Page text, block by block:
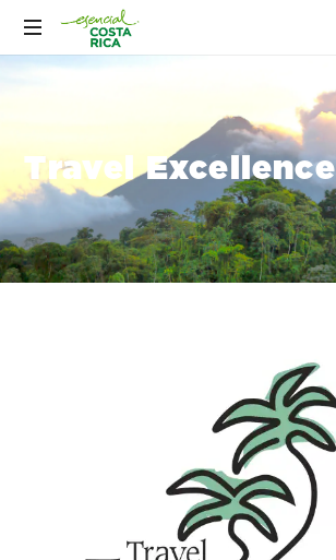
Travel Excellence